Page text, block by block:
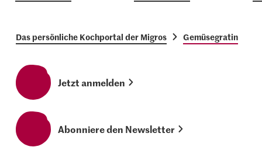
Das persönliche Kochportal der Migros Gemüsegratin
Jetzt anmelden
Abonniere den Newsletter